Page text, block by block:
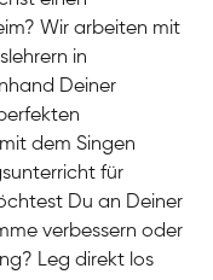
Wir arbeiten mit
in
Deiner
dem Singen
für
Du an Deiner
verbessern oder
Leg direkt los